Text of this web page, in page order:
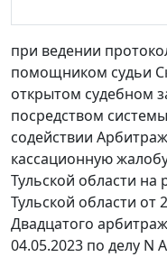
при ведении
помощником судьи
открытом судебном
посредством
содействии
кассационную
Тульской области
Тульской области от
Двадцатого
04.05.2023 по делу N